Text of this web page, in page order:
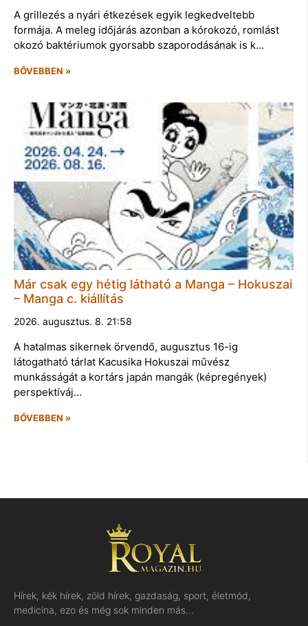
A grillezés a nyári étkezések egyik legkedveltebb
formája. A meleg időjárás azonban a kórokozó, romlást
okozó baktériumok gyorsabb szaporodásának is k…
BŐVEBBEN »
Már csak egy hétig látható a Manga – Hokuszai
– Manga c. kiállítás
2026. augusztus. 8. 21:58
A hatalmas sikernek örvendő, augusztus 16-ig
látogatható tárlat Kacusika Hokuszai művész
munkásságát a kortárs japán mangák (képregények)
perspektíváj…
BŐVEBBEN »
Hírek, kék hírek, zöld hírek, gazdaság, sport, életmód,
medicina, ezo és még sok minden más…